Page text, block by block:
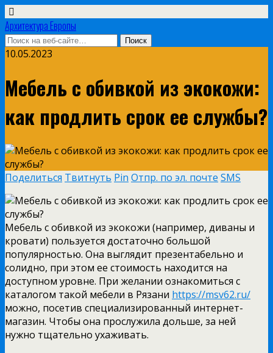
Архитектура Европы
10.05.2023
Мебель с обивкой из экокожи:
как продлить срок ее службы?
Поделиться Твитнуть Pin Отпр. по эл. почте SMS
Мебель с обивкой из экокожи (например, диваны и
кровати) пользуется достаточно большой
популярностью. Она выглядит презентабельно и
солидно, при этом ее стоимость находится на
доступном уровне. При желании ознакомиться с
каталогом такой мебели в Рязани https://msv62.ru/
можно, посетив специализированный интернет-
магазин. Чтобы она прослужила дольше, за ней
нужно тщательно ухаживать.